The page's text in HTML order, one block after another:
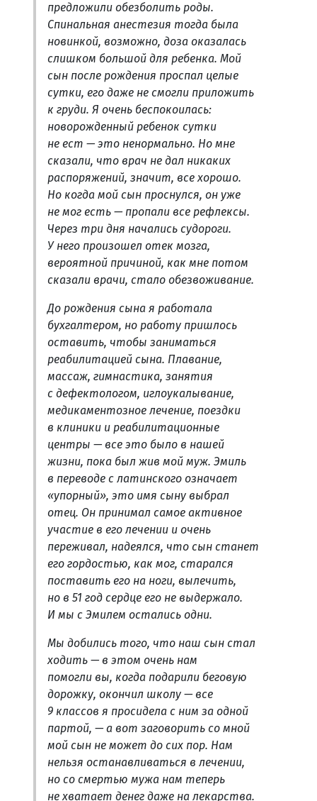
предложили обезболить роды.
Спинальная анестезия тогда была
новинкой, возможно, доза оказалась
слишком большой для ребенка. Мой
сын после рождения проспал целые
сутки, его даже не смогли приложить
к груди. Я очень беспокоилась:
новорожденный ребенок сутки
не ест — это ненормально. Но мне
сказали, что врач не дал никаких
распоряжений, значит, все хорошо.
Но когда мой сын проснулся, он уже
не мог есть — пропали все рефлексы.
Через три дня начались судороги.
У него произошел отек мозга,
вероятной причиной, как мне потом
сказали врачи, стало обезвоживание.
До рождения сына я работала
бухгалтером, но работу пришлось
оставить, чтобы заниматься
реабилитацией сына. Плавание,
массаж, гимнастика, занятия
с дефектологом, иглоукалывание,
медикаментозное лечение, поездки
в клиники и реабилитационные
центры — все это было в нашей
жизни, пока был жив мой муж. Эмиль
в переводе с латинского означает
«упорный», это имя сыну выбрал
отец. Он принимал самое активное
участие в его лечении и очень
переживал, надеялся, что сын станет
его гордостью, как мог, старался
поставить его на ноги, вылечить,
но в 51 год сердце его не выдержало.
И мы с Эмилем остались одни.
Мы добились того, что наш сын стал
ходить — в этом очень нам
помогли вы, когда подарили беговую
дорожку, окончил школу — все
9 классов я просидела с ним за одной
партой, — а вот заговорить со мной
мой сын не может до сих пор. Нам
нельзя останавливаться в лечении,
но со смертью мужа нам теперь
не хватает денег даже на лекарства.